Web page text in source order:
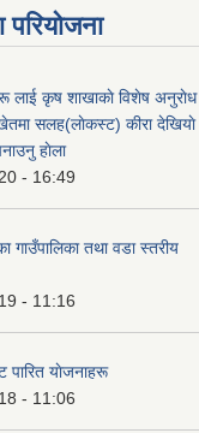
परियोजना
लाई कृष शाखाकाे विशेष अनुराेध
सलह(लाेकस्ट) कीरा देखियाे
हाेला
- 16:49
तथा वडा स्तरीय
- 11:16
पारित याेजनाहरू
- 11:06